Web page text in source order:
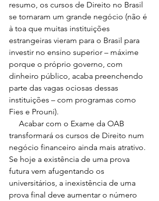
resumo, os cursos de Direito no Brasil
se tornaram um grande negócio (não é
à toa que muitas instituições
estrangeiras vieram para o Brasil para
investir no ensino superior – máxime
porque o próprio governo, com
dinheiro público, acaba preenchendo
parte das vagas ociosas dessas
instituições – com programas como
Fies e Prouni).
transformará os cursos de Direito num
negócio financeiro ainda mais atrativo.
Se hoje a existência de uma prova
futura vem afugentando os
universitários, a inexistência de uma
prova final deve aumentar o número